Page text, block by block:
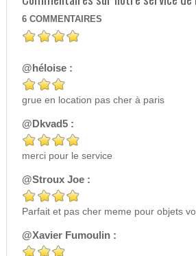
6 COMMENTAIRES
@héloise :
grue en location pas cher à paris
@Dkvad5 :
merci pour le service
@Stroux Joe :
Parfait et pas cher meme pour objets
@Xavier Fumoulin :